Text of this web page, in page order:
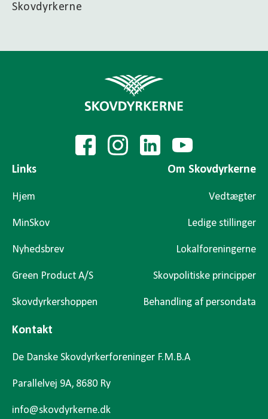
Skovdyrkerne
Links
Hjem
MinSkov
Nyhedsbrev
Green Product A/S
Skovdyrkershoppen
Om Skovdyrkerne
Vedtægter
Ledige stillinger
Lokalforeningerne
Skovpolitiske principper
Behandling af persondata
Kontakt
De Danske Skovdyrkerforeninger F.M.B.A
Parallelvej 9A, 8680 Ry
info@skovdyrkerne.dk